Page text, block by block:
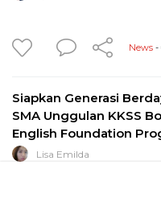
News -
Siapkan Generasi
SMA Unggulan KKSS
English Foundation
Lisa Emilda